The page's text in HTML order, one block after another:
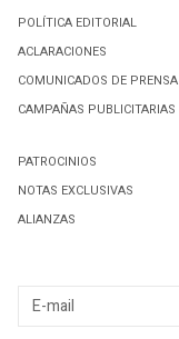
POLÍTICA EDITORIAL
ACLARACIONES
COMUNICADOS DE PRENSA
CAMPAÑAS PUBLICITARIAS
PATROCINIOS
NOTAS EXCLUSIVAS
ALIANZAS